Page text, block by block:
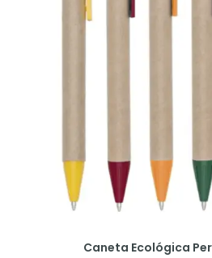
Caneta Ecológica